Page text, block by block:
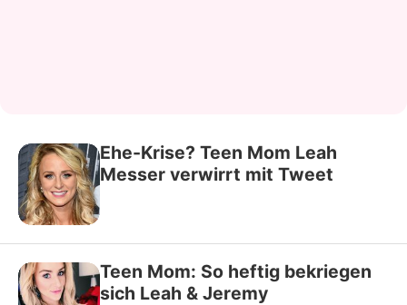
Ehe-Krise? Teen Mom Leah
Messer verwirrt mit Tweet
Teen Mom: So heftig bekriegen
sich Leah & Jeremy